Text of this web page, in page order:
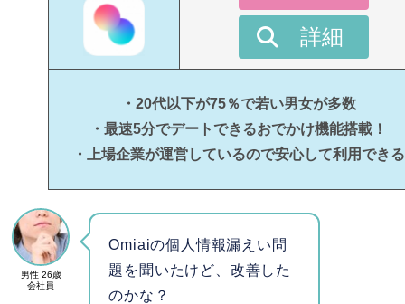
詳細
・20代以下が75％で若い男女が多数
・最速5分でデートできるおでかけ機能搭載！
・上場企業が運営しているので安心して利用できる
男性 26歳
会社員
Omiaiの個人情報漏えい問
題を聞いたけど、改善した
のかな？